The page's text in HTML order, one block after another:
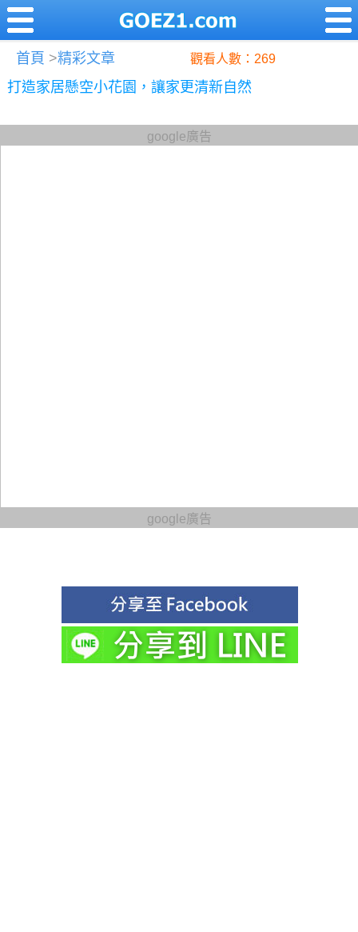
首頁 >精彩文章 觀看人數：269
打造家居懸空小花園，讓家更清新自然
google廣告
google廣告